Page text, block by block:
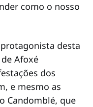
como o nosso
desta
Afoxé
dos
e mesmo as
Candomblé, que